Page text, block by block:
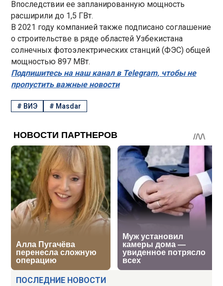
ПОСЛЕДНИЕ НОВОСТИ
Впоследствии ее запланированную мощность
расширили до 1,5 ГВт.
В 2021 году компанией также подписано соглашение
о строительстве в ряде областей Узбекистана
солнечных фотоэлектрических станций (ФЭС) общей
мощностью 897 МВт.
Подпишитесь на наш канал в Telegram, чтобы не
пропустить важные новости
# ВИЭ # Masdar